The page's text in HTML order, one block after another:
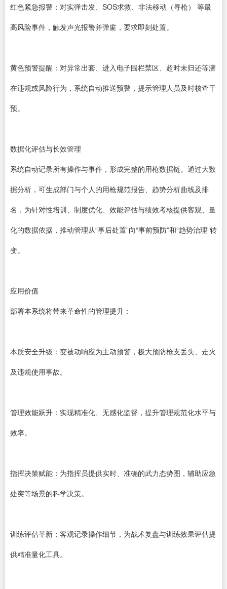
红色紧急报警：对实弹击发、SOS求救、非法移动（寻枪） 等最
高风险事件，触发声光报警并弹窗，要求即刻处置。
黄色预警提醒：对异常出套、进入电子围栏禁区、超时未归还等潜
在违规或风险行为，系统自动推送预警，提示管理人员及时核查干
预。
数据化评估与长效管理
系统自动记录所有操作与事件，形成完整的用枪数据链。通过大数
据分析，可生成部门与个人的用枪规范报告、趋势分析曲线及排
名，为针对性培训、制度优化、效能评估与绩效考核提供客观、量
化的数据依据，推动管理从“事后处置”向“事前预防”和“趋势治理”转
变。
应用价值
部署本系统将带来革命性的管理提升：
本质安全升级：变被动响应为主动预警，极大预防枪支丢失、走火
及违规使用事故。
管理效能跃升：实现精准化、无感化监督，提升管理规范化水平与
效率。
指挥决策赋能：为指挥员提供实时、准确的武力态势图，辅助应急
处突等场景的科学决策。
训练评估革新：客观记录操作细节，为战术复盘与训练效果评估提
供精准量化工具。